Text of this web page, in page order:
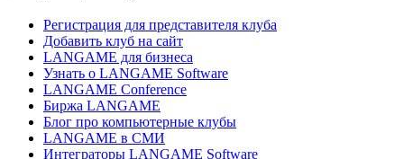
Регистрация для представителя клуба
Добавить клуб на сайт
LANGAME для бизнеса
Узнать о LANGAME Software
LANGAME Conference
Биржа LANGAME
Блог про компьютерные клубы
LANGAME в СМИ
Интеграторы LANGAME Software